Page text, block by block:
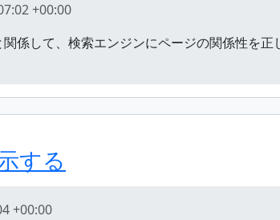
+00:00
して、検索エンジンにページの関係性を正
する
+00:00